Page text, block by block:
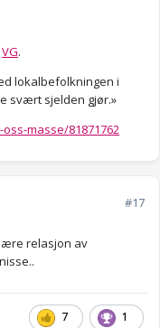
VG.
lokalbefolkningen i
svært sjelden gjør.»
masse/81871762
#17
relasjon av
7 1